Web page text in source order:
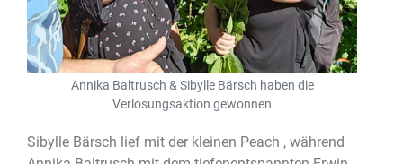
Annika Baltrusch & Sibylle Bärsch haben die
Verlosungsaktion gewonnen
Sibylle Bärsch lief mit der kleinen Peach , während